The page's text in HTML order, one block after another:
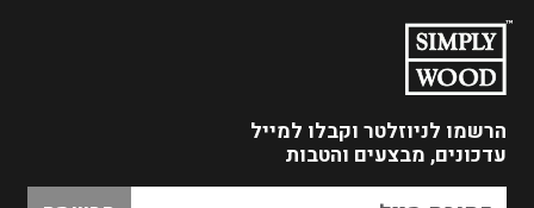
הרשמו לניוזלטר וקבלו למייל
עדכונים, מבצעים והטבות